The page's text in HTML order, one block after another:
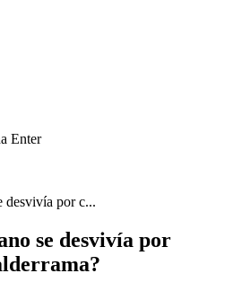
Enter
desvivía por c...
se desvivía por